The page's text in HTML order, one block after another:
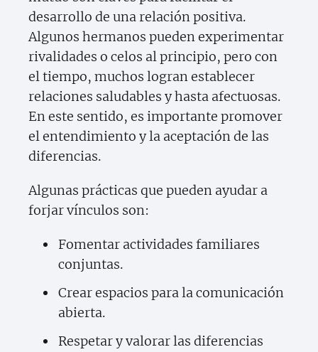
desarrollo de una relación positiva.
Algunos hermanos pueden experimentar
rivalidades o celos al principio, pero con
el tiempo, muchos logran establecer
relaciones saludables y hasta afectuosas.
En este sentido, es importante promover
el entendimiento y la aceptación de las
diferencias.
Algunas prácticas que pueden ayudar a
forjar vínculos son:
Fomentar actividades familiares
conjuntas.
Crear espacios para la comunicación
abierta.
Respetar y valorar las diferencias